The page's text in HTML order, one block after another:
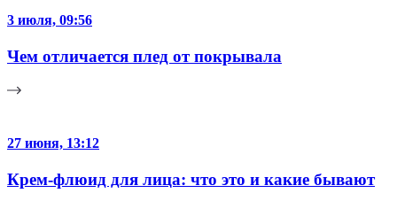
3 июля, 09:56
Чем отличается плед от покрывала
27 июня, 13:12
Крем-флюид для лица: что это и какие бывают